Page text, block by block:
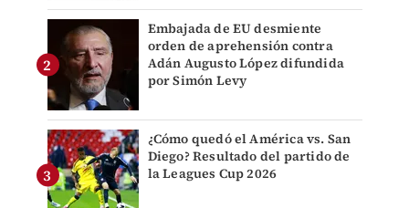
Embajada de EU desmiente
orden de aprehensión contra
Adán Augusto López difundida
por Simón Levy
¿Cómo quedó el América vs. San
Diego? Resultado del partido de
la Leagues Cup 2026